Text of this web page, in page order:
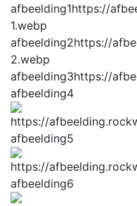
afbeelding1https://
1.webp
afbeelding2https://
2.webp
afbeelding3https://
afbeelding4
afbeelding5
afbeelding6